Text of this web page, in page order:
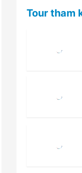
Tour tham